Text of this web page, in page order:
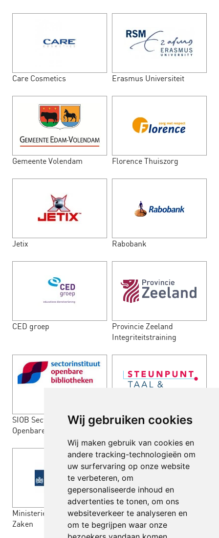
Wij gebruiken cookies
Wij maken gebruik van cookies en
andere tracking-technologieën om
uw surfervaring op onze website
te verbeteren, om
gepersonaliseerde inhoud en
advertenties te tonen, om ons
websiteverkeer te analyseren en
om te begrijpen waar onze
Care Cosmetics Erasmus Universiteit
Gemeente Volendam Florence Thuiszorg
Jetix Rabobank
CED groep
Provincie Zeeland
Integriteitstraining
SIOB Sectorinstituut
Openbare Bibliotheken
Steunpunt Taal en Rekenen
Ministerie van Algemene
Zaken
Jaarbeurs Utrecht